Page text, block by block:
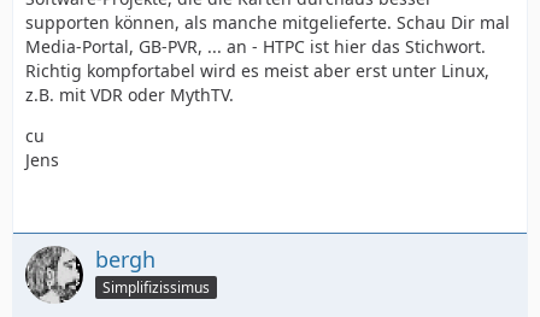
supporten können, als manche mitgelieferte. Schau Dir mal
Media-Portal, GB-PVR, ... an - HTPC ist hier das Stichwort.
Richtig kompfortabel wird es meist aber erst unter Linux,
z.B. mit VDR oder MythTV.
cu
Jens
bergh
Simplifizissimus